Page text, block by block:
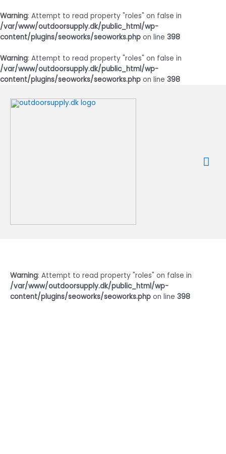
Warning: Attempt to read property "roles" on false in
/var/www/outdoorsupply.dk/public_html/wp-
content/plugins/seoworks/seoworks.php on line 398
Warning: Attempt to read property "roles" on false in
/var/www/outdoorsupply.dk/public_html/wp-
content/plugins/seoworks/seoworks.php on line 398
indholdet
Warning: Attempt to read property "roles" on false in
/var/www/outdoorsupply.dk/public_html/wp-
content/plugins/seoworks/seoworks.php on line 398